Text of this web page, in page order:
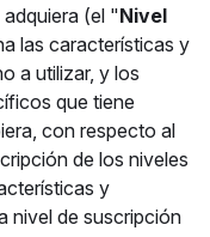
(el "Nivel
las características y
a utilizar, y los
que tiene
con respecto al
de los niveles
y
nivel de suscripción